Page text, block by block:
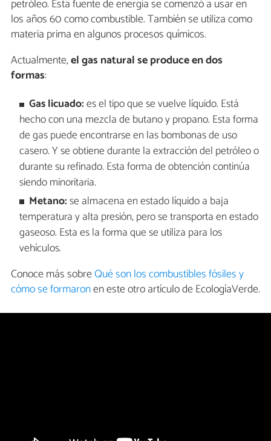
petróleo. Esta fuente de energía se comenzó a usar en
los años 60 como combustible. También se utiliza como
materia prima en algunos procesos químicos.
Actualmente,el gas natural se produce en dos
formas:
Gas licuado:es el tipo que se vuelve líquido. Está
hecho con una mezcla de butano y propano. Esta forma
de gas puede encontrarse en las bombonas de uso
casero. Y se obtiene durante la extracción del petróleo o
durante su refinado. Esta forma de obtención continúa
siendo minoritaria.
Metano:se almacena en estado líquido a baja
temperatura y alta presión, pero se transporta en estado
gaseoso. Esta es la forma que se utiliza para los
vehículos.
Conoce más sobreQué son los combustibles fósiles y
cómo se formaronen este otro artículo de EcologíaVerde.